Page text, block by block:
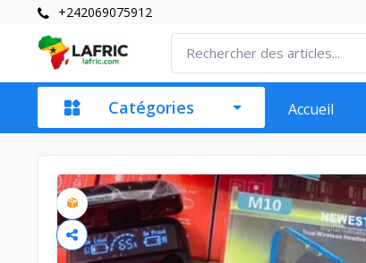
+242069075912
Catégories Accueil